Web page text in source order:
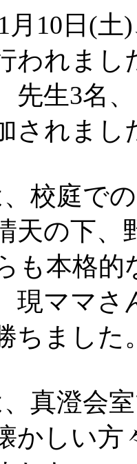
月10日(
われまし
先生3名
されまし
校庭で
天の下、
も本格的
現ママさ
ちました。
真澄会
かしい方